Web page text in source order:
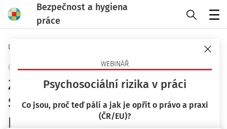
Bezpečnost a hygiena
práce
WEBINÁŘ
Psychosociální rizika v práci
Co jsou, proč teď pálí a jak je opřít o právo a praxi
(ČR/EU)?
Domů
OCHRANA ZDRAVÍ + PŘIDAT VLASTNÍ
Zdravé pracoviště 2026–2028.
Společně pro duševní zdraví v
práci